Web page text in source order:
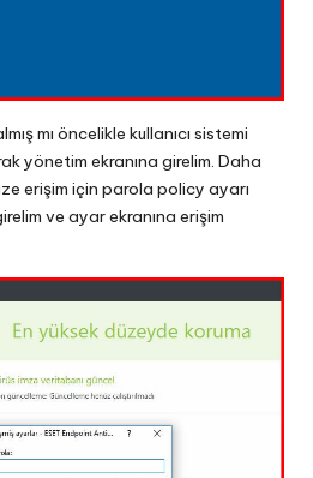
mı öncelikle kullanıcı sistemi
yönetim ekranına girelim. Daha
erişim için parola policy ayarı
ve ayar ekranına erişim